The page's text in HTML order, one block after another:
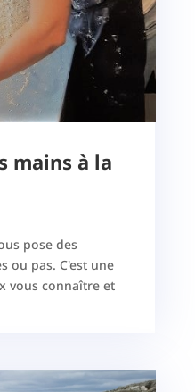
mains à la
pose des
ou pas. C'est une
vous connaître et